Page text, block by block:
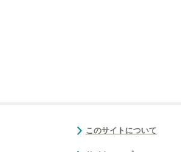
このサイトについて